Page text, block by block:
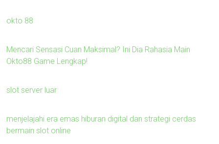
okto 88
Mencari Sensasi Cuan Maksimal? Ini Dia Rahasia Main
Okto88 Game Lengkap!
slot server luar
menjelajahi era emas hiburan digital dan strategi cerdas
bermain slot online